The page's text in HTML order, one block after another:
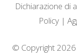
Dichiarazione di
Policy|
© Copyright 2026